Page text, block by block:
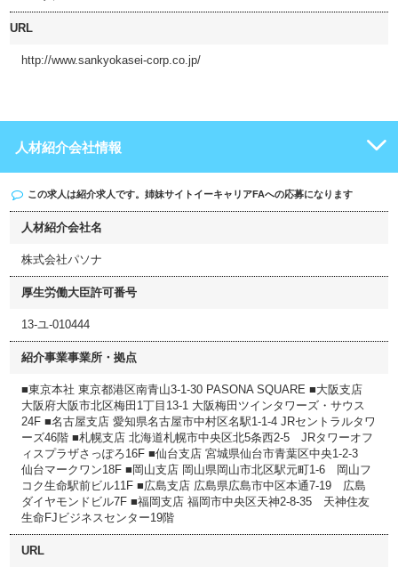
URL
http://www.sankyokasei-corp.co.jp/
人材紹介会社情報
この求人は紹介求人です。姉妹サイト イーキャリアFAへの応募になります
人材紹介会社名
株式会社パソナ
厚生労働大臣許可番号
13-ユ-010444
紹介事業事業所・拠点
■東京本社 東京都港区南青山3-1-30 PASONA SQUARE ■大阪支店
大阪府大阪市北区梅田1丁目13-1 大阪梅田ツインタワーズ・サウス
24F ■名古屋支店 愛知県名古屋市中村区名駅1-1-4 JRセントラルタワ
ーズ46階 ■札幌支店 北海道札幌市中央区北5条西2-5 JRタワーオフ
ィスプラザさっぽろ16F ■仙台支店 宮城県仙台市青葉区中央1-2-3
仙台マークワン18F ■岡山支店 岡山県岡山市北区駅元町1-6 岡山フ
コク生命駅前ビル11F ■広島支店 広島県広島市中区本通7-19 広島
ダイヤモンドビル7F ■福岡支店 福岡市中央区天神2-8-35 天神住友
生命FJビジネスセンター19階
URL